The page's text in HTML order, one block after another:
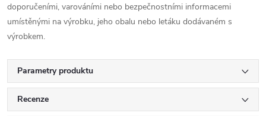
doporučeními, varováními nebo bezpečnostními informacemi
umístěnými na výrobku, jeho obalu nebo letáku dodávaném s
výrobkem.
Parametry produktu
Recenze